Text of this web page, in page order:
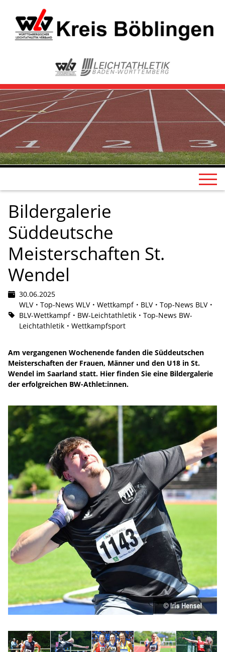
Bildergalerie
Süddeutsche
Meisterschaften St.
Wendel
30.06.2025
WLV
Top-News WLV Wettkampf BLV
Top-News BLV
BLV-Wettkampf
BW-Leichtathletik
Top-News BW-
Leichtathletik
Wettkampfsport
Am vergangenen Wochenende fanden die Süddeutschen
Meisterschaften der Frauen, Männer und den U18 in St.
Wendel im Saarland statt. Hier finden Sie eine Bildergalerie
der erfolgreichen BW-Athlet:innen.